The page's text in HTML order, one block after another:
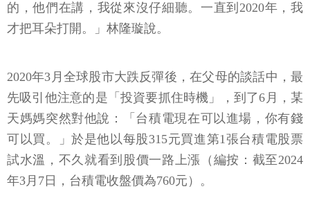
的，他們在講，我從來沒仔細聽。一直到2020年，我
才把耳朵打開。」林隆璇說。
2020年3月全球股市大跌反彈後，在父母的談話中，最
先吸引他注意的是「投資要抓住時機」，到了6月，某
天媽媽突然對他說：「台積電現在可以進場，你有錢
可以買。」於是他以每股315元買進第1張台積電股票
試水溫，不久就看到股價一路上漲（編按：截至2024
年3月7日，台積電收盤價為760元）。